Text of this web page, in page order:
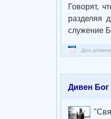
Говорят,
разделяя
служение
Дата
Дивен